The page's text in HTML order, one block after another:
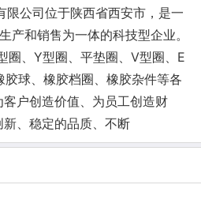
限公司位于陕西省西安市，是一
产和销售为一体的科技型企业。
圈、Y型圈、平垫圈、V型圈、E
球、橡胶档圈、橡胶杂件等各
户创造价值、为员工创造财
、稳定的品质、不断